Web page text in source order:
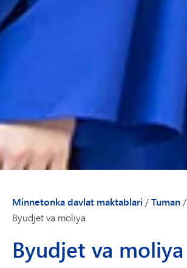
Minnetonka davlat maktablari /Tuman/
Byudjet va moliya
Byudjet va moliya